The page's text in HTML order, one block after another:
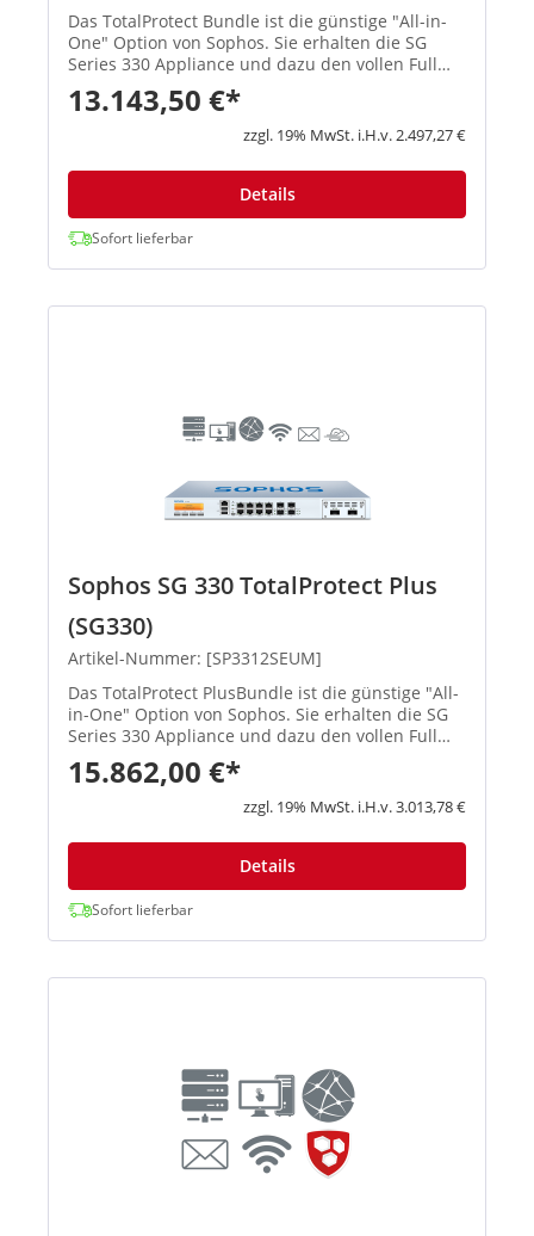
Das TotalProtect Bundle ist die günstige "All-in-
One" Option von Sophos. Sie erhalten die SG
Series 330 Appliance und dazu den vollen Full
Guard Schutz für Ihr Unternehmen. Hierbei
haben Sie die Option, das Bundle für ein, zwei
oder drei Jahre zu wäh...
13.143,50 €*
zzgl. 19% MwSt. i.H.v. 2.497,27 €
Details
Sofort lieferbar
Sophos SG 330 TotalProtect Plus
(SG330)
Artikel-Nummer: [SP3312SEUM]
Das TotalProtect PlusBundle ist die günstige "All-
in-One" Option von Sophos. Sie erhalten die SG
Series 330 Appliance und dazu den vollen Full
Guard Plus Schutz für Ihr Unternehmen. Hierbei
haben Sie die Option, das Bundle für ein, zwei
15.862,00 €*
zzgl. 19% MwSt. i.H.v. 3.013,78 €
Details
Sofort lieferbar